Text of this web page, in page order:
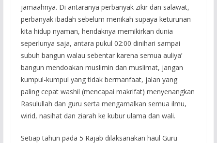
jamaahnya. Di antaranya perbanyak zikir dan salawat,
perbanyak ibadah sebelum menikah supaya keturunan
kita hidup nyaman, hendaknya memikirkan dunia
seperlunya saja, antara pukul 02:00 dinihari sampai
subuh bangun walau sebentar karena semua auliya’
bangun mendoakan muslimin dan muslimat, jangan
kumpul-kumpul yang tidak bermanfaat, jalan yang
paling cepat washil (mencapai makrifat) menyenangkan
Rasulullah dan guru serta mengamalkan semua ilmu,
wirid, nasihat dan ziarah ke kubur ulama dan wali.
Setiap tahun pada 5 Rajab dilaksanakan haul Guru